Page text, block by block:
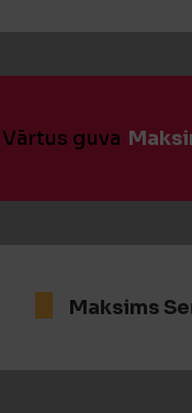
Vārtus guva
Maksims